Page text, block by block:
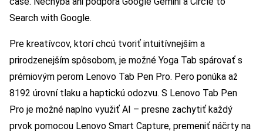
Search with Google.
Pre kreatívcov, ktorí chcú tvoriť intuitívnejším a
prirodzenejším spôsobom, je možné Yoga Tab spárovať s
prémiovým perom Lenovo Tab Pen Pro. Pero ponúka až
8192 úrovní tlaku a haptickú odozvu. S Lenovo Tab Pen
Pro je možné naplno využiť AI – presne zachytiť každý
prvok pomocou Lenovo Smart Capture, premeniť náčrty na